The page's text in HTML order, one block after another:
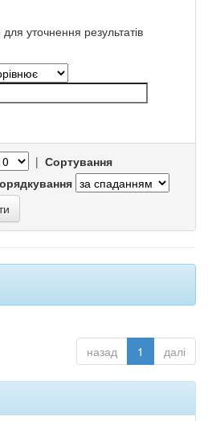
уточнення результатів
| Сортування
назад 1 далі